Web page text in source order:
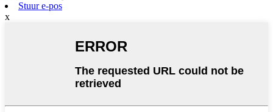
Stuur e-pos
x